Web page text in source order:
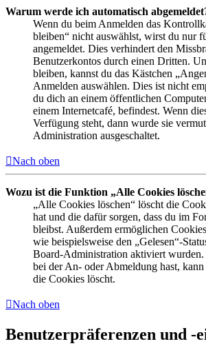
Warum werde ich automatisch
Wenn du beim Anmelden das
bleiben“ nicht auswählst, wirst du nur
angemeldet. Dies verhindert den
Benutzerkontos durch einen Dritten.
bleiben, kannst du das Kästchen
Anmelden auswählen. Dies ist nicht
du dich an einem öffentlichen
einem Internetcafé, befindest. Wenn
Verfügung steht, dann wurde sie
Administration ausgeschaltet.
Nach oben
Wozu ist die Funktion „Alle Cookies
„Alle Cookies löschen“ löscht die
hat und die dafür sorgen, dass du im
bleibst. Außerdem ermöglichen
wie beispielsweise den „Gelesen“-
Board-Administration aktiviert wurden.
bei der An- oder Abmeldung hast,
die Cookies löscht.
Nach oben
Benutzerpräferenzen und -